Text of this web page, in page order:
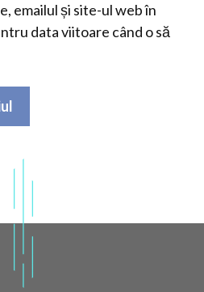
emailul și site-ul web în
data viitoare când o să